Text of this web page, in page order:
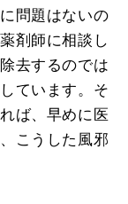
問題はないの
剤師に相談し
去するのでは
ています。そ
ば、早めに医
こうした風邪